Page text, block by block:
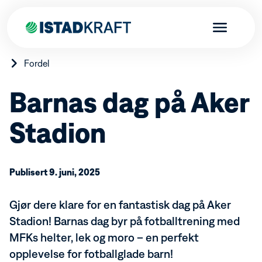
Privat
Bestill strøm
Skal du flytte?
Istad-appen
Aktuelt
Elbillader
Varmepumper
Istad Sanntidsmåler
Istad Effektkontroll
Bedrift
Fordeler bedrift
Produkter og tjenester
Endring abonnement fellesmåling
Energinettverk Istad
Markedsrapport
Borettslag
Bestill strøm
Varmepumper
Brann- og innbruddsalarm
Ladeanlegg for borettslag
Kraftproduksjon
Kraftproduksjon
Fjernvarme
Kundeservice
Fordel
Barnas dag på Aker
Stadion
Publisert 9. juni, 2025
Gjør dere klare for en fantastisk dag på Aker
Stadion! Barnas dag byr på fotballtrening med
MFKs helter, lek og moro – en perfekt
opplevelse for fotballglade barn!